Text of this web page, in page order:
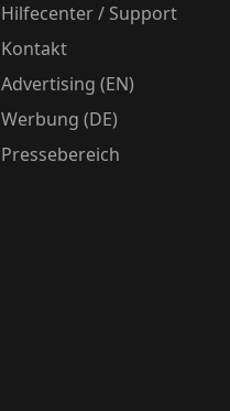
Hilfecenter / Support
Kontakt
Advertising (EN)
Werbung (DE)
Pressebereich